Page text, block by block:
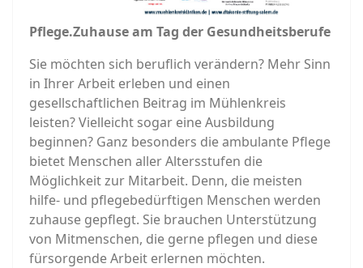
Pflege.Zuhause am Tag der Gesundheitsberufe
Sie möchten sich beruflich verändern? Mehr Sinn
in Ihrer Arbeit erleben und einen
gesellschaftlichen Beitrag im Mühlenkreis
leisten? Vielleicht sogar eine Ausbildung
beginnen? Ganz besonders die ambulante Pflege
bietet Menschen aller Altersstufen die
Möglichkeit zur Mitarbeit. Denn, die meisten
hilfe- und pflegebedürftigen Menschen werden
zuhause gepflegt. Sie brauchen Unterstützung
von Mitmenschen, die gerne pflegen und diese
fürsorgende Arbeit erlernen möchten.